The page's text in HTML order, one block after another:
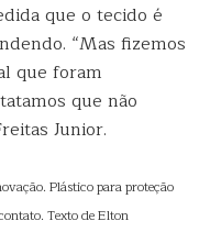
que o tecido é
“Mas fizemos
que foram
que não
Junior.
Plástico para proteção
Texto de Elton